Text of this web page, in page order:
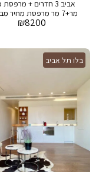
מר+7 מר מרפסת
24/7
₪8200
בלו תל אביב